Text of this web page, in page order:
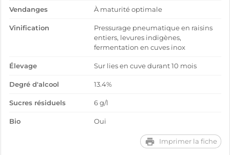
Vendanges À maturité optimale
Vinification
Pressurage pneumatique en raisins
entiers, levures indigènes,
fermentation en cuves inox
Élevage Sur lies en cuve durant 10 mois
Degré d'alcool 13.4%
Sucres résiduels 6 g/l
Bio Oui
Imprimer la fiche